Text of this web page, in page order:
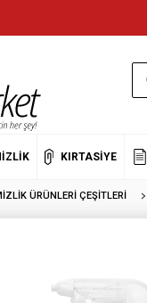
KIRTASIYE
ÜRÜNLERI ÇEŞITLERI